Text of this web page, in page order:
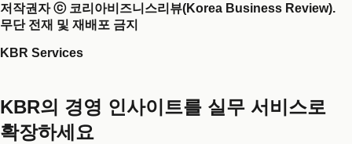
저작권자 ⓒ 코리아비즈니스리뷰(Korea Business Review).
무단 전재 및 재배포 금지
KBR Services
KBR의 경영 인사이트를 실무 서비스로
확장하세요